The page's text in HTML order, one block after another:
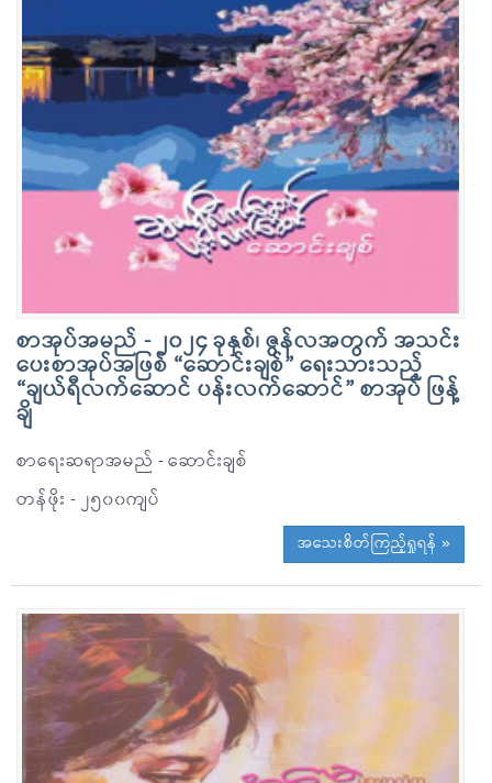
စာအုပ်အမည် - ၂၀၂၄ ခုနှစ်၊ ဇွန်လအတွက် အသင်း
ပေးစာအုပ်အဖြစ် “ဆောင်းချစ်” ရေးသားသည့်
“ချယ်ရီလက်ဆောင် ပန်းလက်ဆောင်” စာအုပ် ဖြန့်
ချိ
စာရေးဆရာအမည် - ဆောင်းချစ်
တန်ဖိုး - ၂၅၀၀ကျပ်
အသေးစိတ်ကြည့်ရှုရန် »